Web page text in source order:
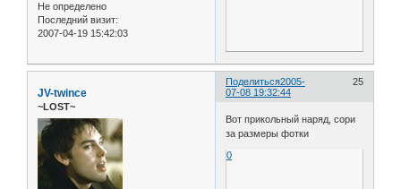
Не определено
Последний визит:
2007-04-19 15:42:03
Поделиться 25
2005-
07-08 19:32:44
JV-twince
~LOST~
Вот прикольный наряд, сори
за размеры фотки
0